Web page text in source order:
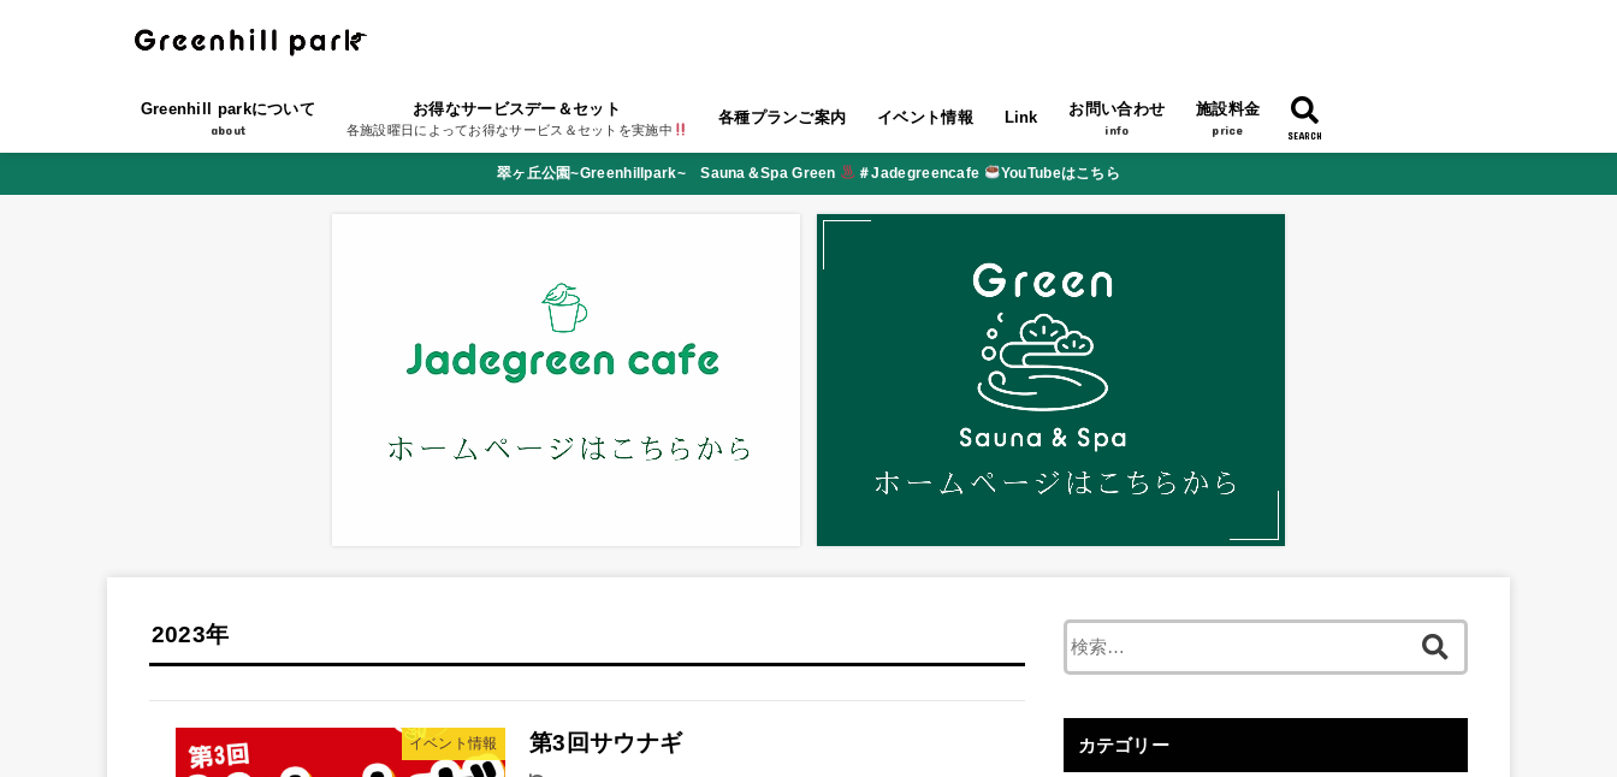
Greenhill parkについて
about
お得なサービスデー＆セット
各施設曜日によってお得なサービス＆セットを実施中
各種プランご案内 イベント情報 Link お問い合わせ
info
施設料金
price SEARCH
翠ヶ丘公園~Greenhillpark~ Sauna＆Spa Green ＃Jadegreencafe YouTubeはこちら
2023年
イベント情報 第3回サウナギ
索:
カテゴリー